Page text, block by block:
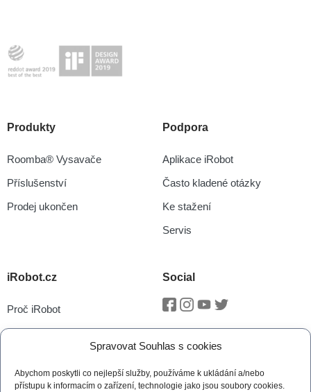
Spravovat Souhlas s cookies
Abychom poskytli co nejlepší služby, používáme k ukládání a/nebo
přístupu k informacím o zařízení, technologie jako jsou soubory cookies.
Produkty
Roomba® Vysavače
Příslušenství
Prodej ukončen
Podpora
Aplikace iRobot
Často kladené otázky
Ke stažení
Servis
iRobot.cz
Proč iRobot
iRobot OS
Technologie vSLAM®
Social
Facebook
Instagram
Youtube